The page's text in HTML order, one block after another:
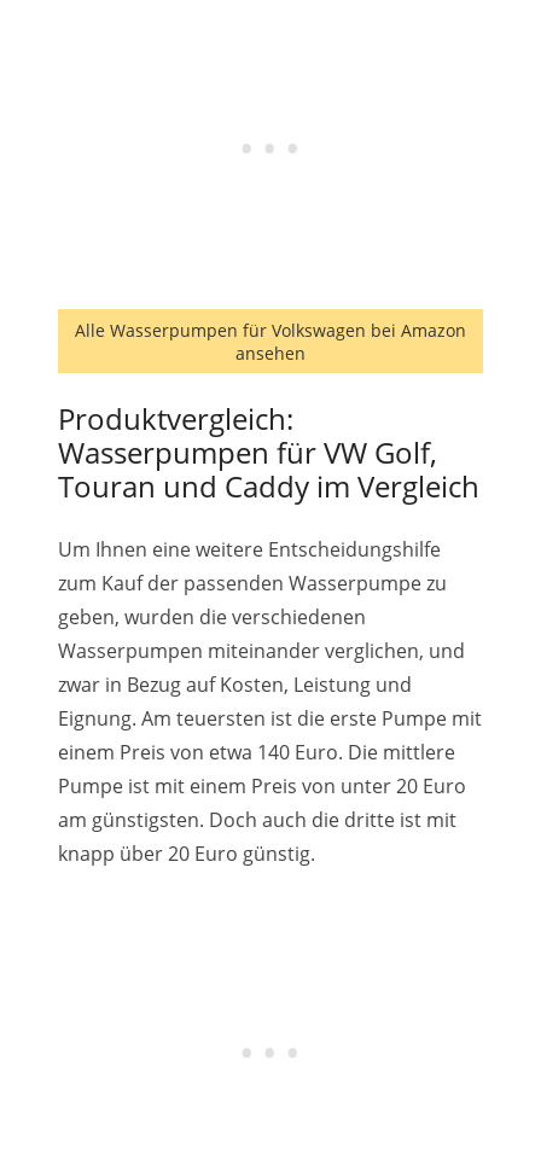
Alle Wasserpumpen für Volkswagen bei Amazon
ansehen
Produktvergleich:
Wasserpumpen für VW Golf,
Touran und Caddy im Vergleich
Um Ihnen eine weitere Entscheidungshilfe
zum Kauf der passenden Wasserpumpe zu
geben, wurden die verschiedenen
Wasserpumpen miteinander verglichen, und
zwar in Bezug auf Kosten, Leistung und
Eignung. Am teuersten ist die erste Pumpe mit
einem Preis von etwa 140 Euro. Die mittlere
Pumpe ist mit einem Preis von unter 20 Euro
am günstigsten. Doch auch die dritte ist mit
knapp über 20 Euro günstig.